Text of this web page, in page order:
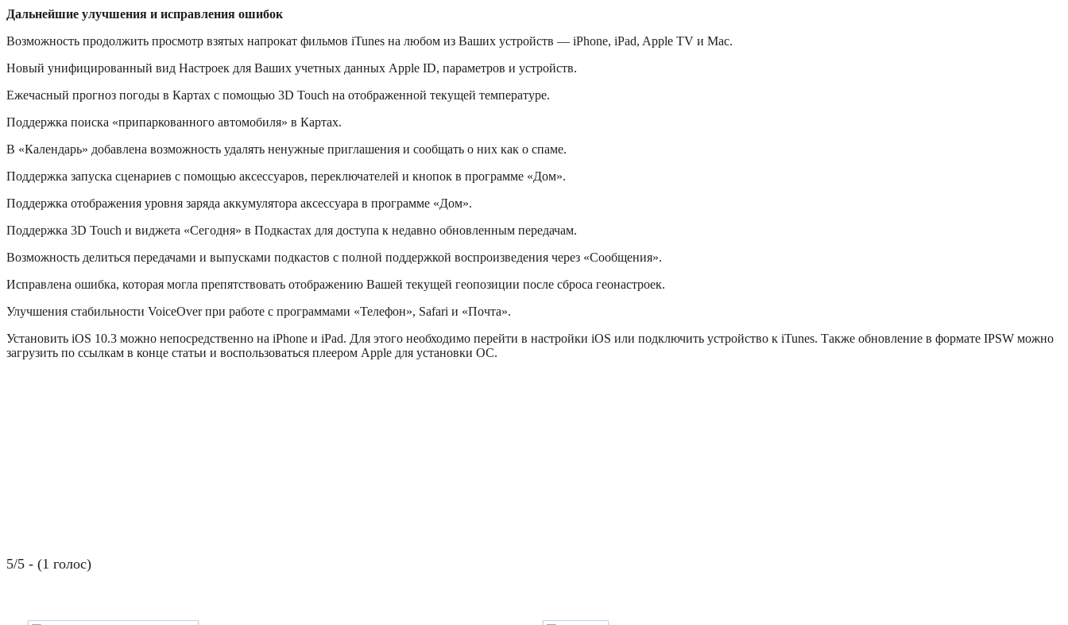
Дальнейшие улучшения и исправления ошибок
Возможность продолжить просмотр взятых напрокат фильмов iTunes на любом из Ваших устройств — iPhone, iPad, Apple TV и Mac.
Новый унифицированный вид Настроек для Ваших учетных данных Apple ID, параметров и устройств.
Ежечасный прогноз погоды в Картах с помощью 3D Touch на отображенной текущей температуре.
Поддержка поиска «припаркованного автомобиля» в Картах.
В «Календарь» добавлена возможность удалять ненужные приглашения и сообщать о них как о спаме.
Поддержка запуска сценариев с помощью аксессуаров, переключателей и кнопок в программе «Дом».
Поддержка отображения уровня заряда аккумулятора аксессуара в программе «Дом».
Поддержка 3D Touch и виджета «Сегодня» в Подкастах для доступа к недавно обновленным передачам.
Возможность делиться передачами и выпусками подкастов с полной поддержкой воспроизведения через «Сообщения».
Исправлена ошибка, которая могла препятствовать отображению Вашей текущей геопозиции после сброса геонастроек.
Улучшения стабильности VoiceOver при работе с программами «Телефон», Safari и «Почта».
Установить iOS 10.3 можно непосредственно на iPhone и iPad. Для этого необходимо перейти в настройки iOS или подключить устройство к iTunes. Также обновление в формате IPSW можно
загрузить по ссылкам в конце статьи и воспользоваться плеером Apple для установки ОС.
5/5 - (1 голос)